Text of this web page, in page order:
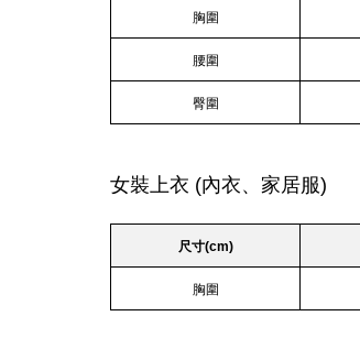
胸圍
腰圍
臀圍
女裝上衣 (內衣、家居服)
尺寸(cm)
胸圍